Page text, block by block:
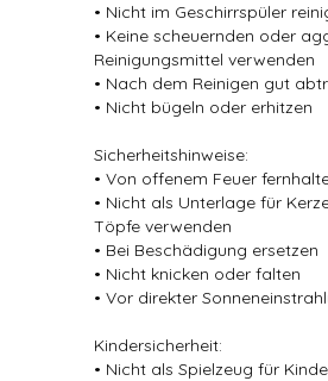
• Nicht im Geschirrspüler
• Keine scheuernden oder
Reinigungsmittel verwenden
• Nach dem Reinigen gut
• Nicht bügeln oder erhitzen
Sicherheitshinweise:
• Von offenem Feuer
• Nicht als Unterlage für
Töpfe verwenden
• Bei Beschädigung ersetzen
• Nicht knicken oder falten
• Vor direkter
Kindersicherheit:
• Nicht als Spielzeug für